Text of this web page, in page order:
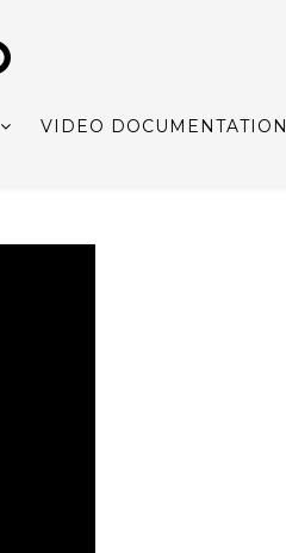
VIDEO DOCUMENTATION